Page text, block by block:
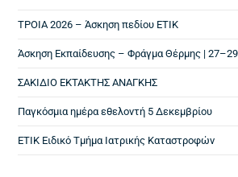
ΤΡΟΙΑ 2026 – Άσκηση πεδίου ΕΤΙΚ
Άσκηση Εκπαίδευσης – Φράγμα Θέρμης |
ΣΑΚΙΔΙΟ ΕΚΤΑΚΤΗΣ ΑΝΑΓΚΗΣ
Παγκόσμια ημέρα εθελοντή 5 Δεκεμβρίου
ΕΤΙΚ Ειδικό Τμήμα Ιατρικής Καταστροφών